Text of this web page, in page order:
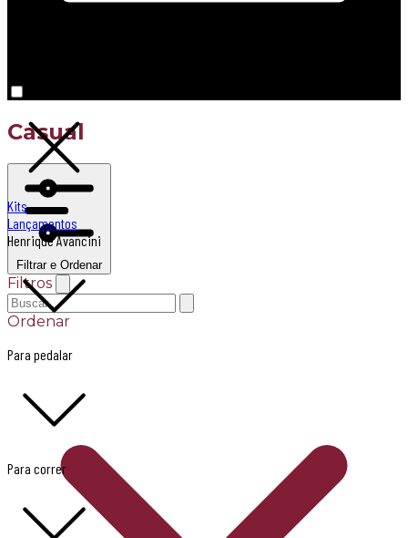
Kits
Lançamentos
Henrique Avancini
Para pedalar
Para correr
Casual
Filtrar e Ordenar
Filtros
Ordenar